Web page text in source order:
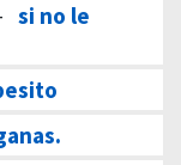
si no le